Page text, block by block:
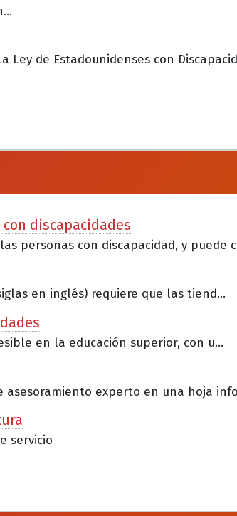
de Estadounidenses con
discapacidades
personas con discapacidad, y puede
en inglés) requiere que las tiend...
en la educación superior, con u...
experto en una hoja
servicio